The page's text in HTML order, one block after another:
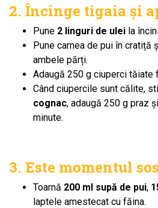
2. Încinge tigaia și
Pune 2 linguri de ulei la
Pune carnea de pui în cratiță
ambele părți.
Adaugă 250 g ciuperci tăiate
Când ciupercile sunt călite,
cognac, adaugă 250 g praz
minute.
3. Este momentul
Toarnă 200 ml supă de pui,
laptele amestecat cu făina.